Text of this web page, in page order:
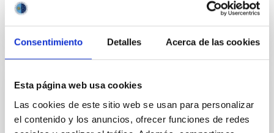
Consentimiento Detalles Acerca de las cookies
Esta página web usa cookies
Las cookies de este sitio web se usan para personalizar
el contenido y los anuncios, ofrecer funciones de redes
Dark bursts in the Swift era